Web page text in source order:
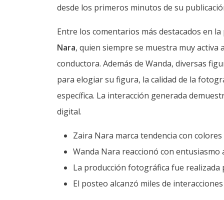
desde los primeros minutos de su
Entre los comentarios más destacados en
Nara, quien siempre se muestra muy
conductora. Además de Wanda, diversas
para elogiar su figura, la calidad de la
específica. La interacción generada
digital.
Zaira Nara marca tendencia con
Wanda Nara reaccionó con
La producción fotográfica fue
El posteo alcanzó miles de